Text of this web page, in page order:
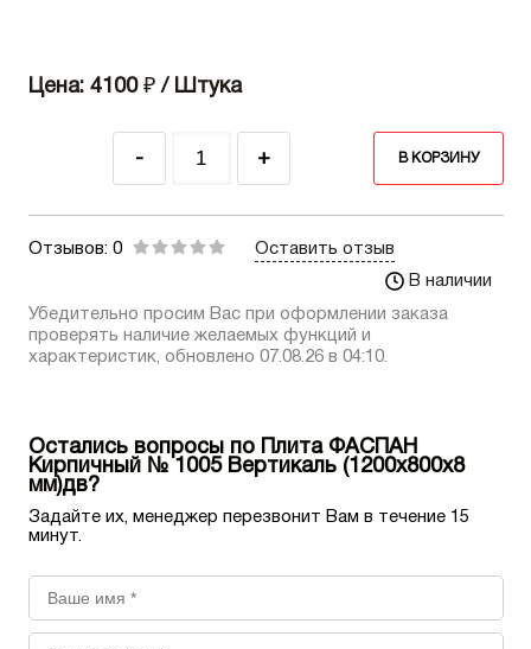
Цена: 4100 ₽ / Штука
- + В КОРЗИНУ
Отзывов: 0
Оставить отзыв
В наличии
Убедительно просим Вас при оформлении заказа
проверять наличие желаемых функций и
характеристик, обновлено 07.08.26 в 04:10.
Остались вопросы по Плита ФАСПАН
Кирпичный № 1005 Вертикаль (1200х800х8
мм)дв?
Задайте их, менеджер перезвонит Вам в течение 15
минут.